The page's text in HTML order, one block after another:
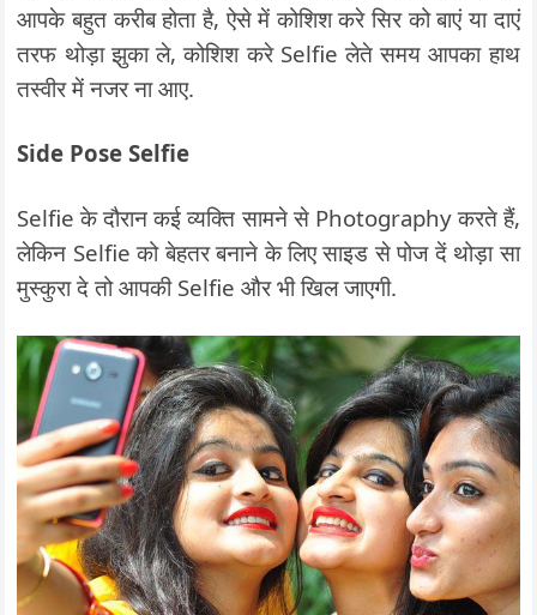
आपके बहुत करीब होता है, ऐसे में कोशिश करे सिर को बाएं या दाएं
तरफ थोड़ा झुका ले, कोशिश करे Selfie लेते समय आपका हाथ
तस्वीर में नजर ना आए.
Side Pose Selfie
Selfie के दौरान कई व्यक्ति सामने से Photography करते हैं,
लेकिन Selfie को बेहतर बनाने के लिए साइड से पोज दें थोड़ा सा
मुस्कुरा दे तो आपकी Selfie और भी खिल जाएगी.